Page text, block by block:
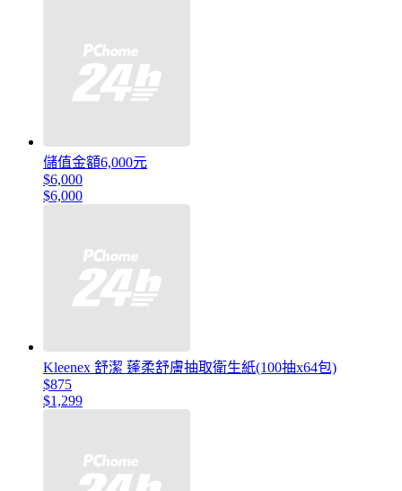
儲值金額6,000元
$6,000
$6,000
Kleenex 舒潔 蓬柔舒膚抽取衛生紙(100抽x64包)
$875
$1,299